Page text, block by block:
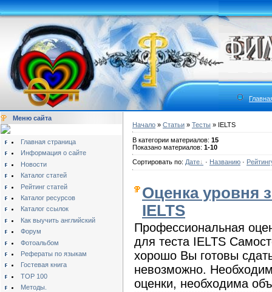
Меню сайта
Главная страница
Информация о сайте
Новости
Каталог статей
Рейтинг статей
Каталог ресурсов
Каталог ссылок
Как выучить английский
Форум
Фотоальбом
Рефераты по языкам
Гостевая книга
TOP 100
Методы.
Начало » Статьи » Тесты » IELTS
В категории материалов: 15
Показано материалов: 1-10
Сортировать по: Дате · Названию ·
Оценка уровня
IELTS
Профессиональная
для теста IELTS
хорошо Вы готовы
невозможно.
оценки, необходима